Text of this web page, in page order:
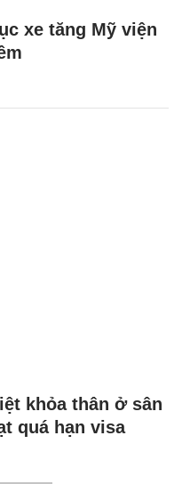
xe tăng Mỹ viện
khỏa thân ở sân
quá hạn visa